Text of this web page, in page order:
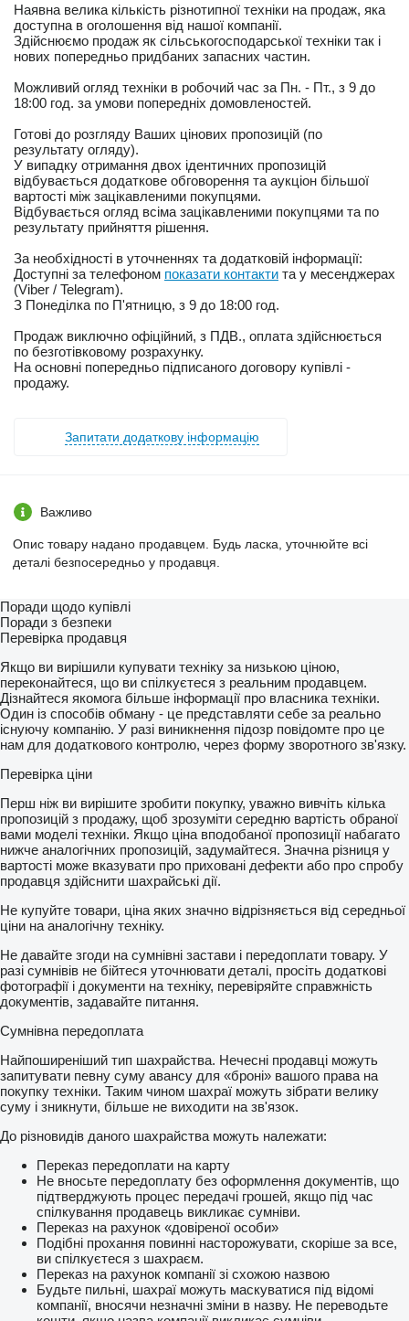
Наявна велика кількість різнотипної техніки на продаж, яка
доступна в оголошення від нашої компанії.
Здійснюємо продаж як сільськогосподарської техніки так і
нових попередньо придбаних запасних частин.
Можливий огляд техніки в робочий час за Пн. - Пт., з 9 до
18:00 год. за умови попередніх домовленостей.
Готові до розгляду Ваших цінових пропозицій (по
результату огляду).
У випадку отримання двох ідентичних пропозицій
відбувається додаткове обговорення та аукціон більшої
вартості між зацікавленими покупцями.
Відбувається огляд всіма зацікавленими покупцями та по
результату прийняття рішення.
За необхідності в уточненнях та додатковій інформації:
Доступні за телефоном показати контакти та у месенджерах
(Viber / Telegram).
З Понеділка по П'ятницю, з 9 до 18:00 год.
Продаж виключно офіційний, з ПДВ., оплата здійснюється
по безготівковому розрахунку.
На основні попередньо підписаного договору купівлі -
продажу.
Запитати додаткову інформацію
Важливо
Опис товару надано продавцем. Будь ласка, уточнюйте всі
деталі безпосередньо у продавця.
Поради щодо купівлі
Поради з безпеки
Перевірка продавця
Якщо ви вирішили купувати техніку за низькою ціною,
переконайтеся, що ви спілкуєтеся з реальним продавцем.
Дізнайтеся якомога більше інформації про власника техніки.
Один із способів обману - це представляти себе за реально
існуючу компанію. У разі виникнення підозр повідомте про це
нам для додаткового контролю, через форму зворотного зв'язку.
Перевірка ціни
Перш ніж ви вирішите зробити покупку, уважно вивчіть кілька
пропозицій з продажу, щоб зрозуміти середню вартість обраної
вами моделі техніки. Якщо ціна вподобаної пропозиції набагато
нижче аналогічних пропозицій, задумайтеся. Значна різниця у
вартості може вказувати про приховані дефекти або про спробу
продавця здійснити шахрайські дії.
Не купуйте товари, ціна яких значно відрізняється від середньої
ціни на аналогічну техніку.
Не давайте згоди на сумнівні застави і передоплати товару. У
разі сумнівів не бійтеся уточнювати деталі, просіть додаткові
фотографії і документи на техніку, перевіряйте справжність
документів, задавайте питання.
Сумнівна передоплата
Найпоширеніший тип шахрайства. Нечесні продавці можуть
запитувати певну суму авансу для «броні» вашого права на
покупку техніки. Таким чином шахраї можуть зібрати велику
суму і зникнути, більше не виходити на зв'язок.
До різновидів даного шахрайства можуть належати:
Переказ передоплати на карту
Не вносьте передоплату без оформлення документів, що
підтверджують процес передачі грошей, якщо під час
спілкування продавець викликає сумніви.
Переказ на рахунок «довіреної особи»
Подібні прохання повинні насторожувати, скоріше за все,
ви спілкуєтеся з шахраєм.
Переказ на рахунок компанії зі схожою назвою
Будьте пильні, шахраї можуть маскуватися під відомі
компанії, вносячи незначні зміни в назву. Не переводьте